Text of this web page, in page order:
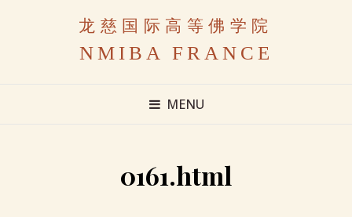
龙慈国际高等佛学院
NMIBA FRANCE
MENU
0161.html